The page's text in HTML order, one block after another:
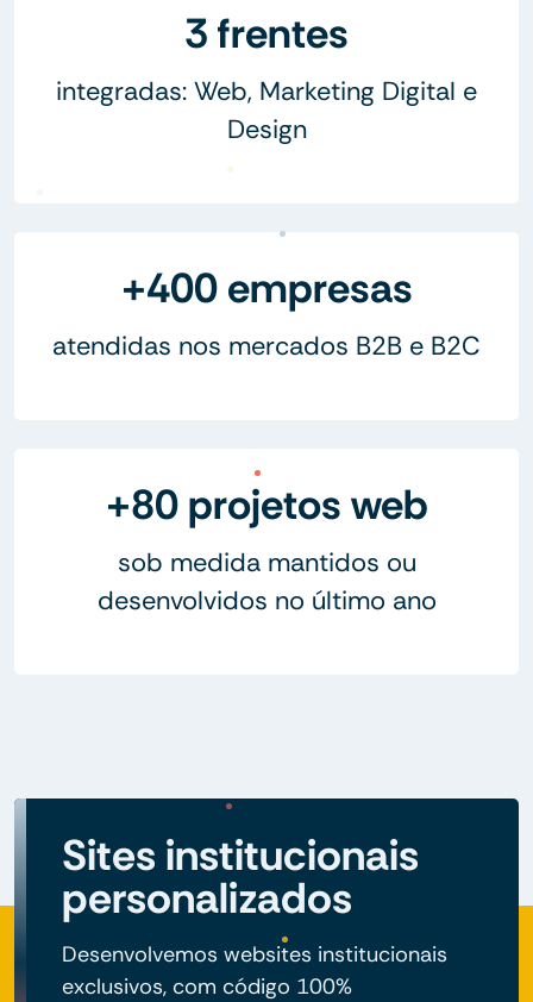
3 frentes
integradas: Web, Marketing Digital e
Design
+400 empresas
atendidas nos mercados B2B e B2C
+80 projetos web
sob medida mantidos ou
desenvolvidos no último ano
Sites institucionais
personalizados
Desenvolvemos websites institucionais
exclusivos, com código 100%